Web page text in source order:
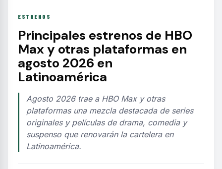
ESTRENOS
Principales estrenos de HBO
Max y otras plataformas en
agosto 2026 en
Latinoamérica
Agosto 2026 trae a HBO Max y otras
plataformas una mezcla destacada de series
originales y películas de drama, comedia y
suspenso que renovarán la cartelera en
Latinoamérica.